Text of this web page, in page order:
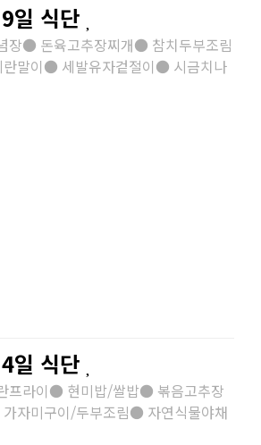
일 식단
장● 돈육고추장찌개● 참치두부조림
말이● 세발유자겉절이● 시금치나
일 식단
프라이● 현미밥/쌀밥● 볶음고추장
자미구이/두부조림● 자연식물야채